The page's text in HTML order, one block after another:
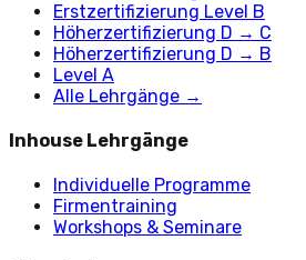
Erstzertifizierung Level B
Höherzertifizierung D → C
Höherzertifizierung D → B
Level A
Alle Lehrgänge →
Inhouse Lehrgänge
Individuelle Programme
Firmentraining
Workshops & Seminare